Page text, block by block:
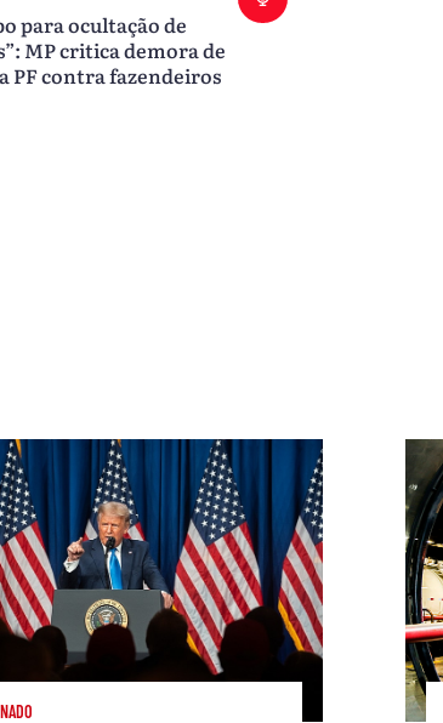
para ocultação de
MP critica demora de
PF contra fazendeiros